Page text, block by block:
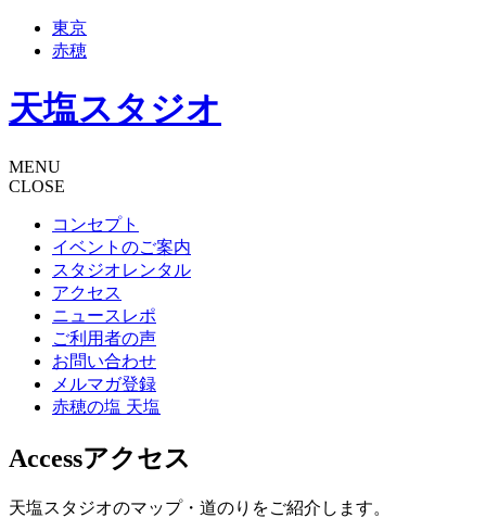
東京
赤穂
天塩スタジオ
MENU
CLOSE
コンセプト
イベントのご案内
スタジオレンタル
アクセス
ニュースレポ
ご利用者の声
お問い合わせ
メルマガ登録
赤穂の塩 天塩
Accessアクセス
天塩スタジオのマップ・道のりをご紹介します。